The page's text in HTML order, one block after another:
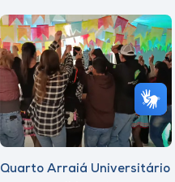
Quarto Arraiá Universitário